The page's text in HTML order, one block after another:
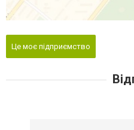
Це моє підприємство